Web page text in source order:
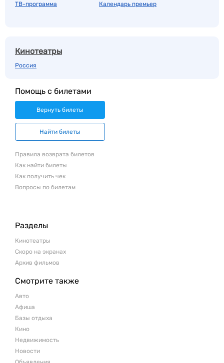
ТВ-программа
Календарь премьер
Кинотеатры
Россия
Помощь с билетами
Вернуть билеты
Найти билеты
Правила возврата билетов
Как найти билеты
Как получить чек
Вопросы по билетам
Разделы
Кинотеатры
Скоро на экранах
Архив фильмов
Смотрите также
Авто
Афиша
Базы отдыха
Кино
Недвижимость
Новости